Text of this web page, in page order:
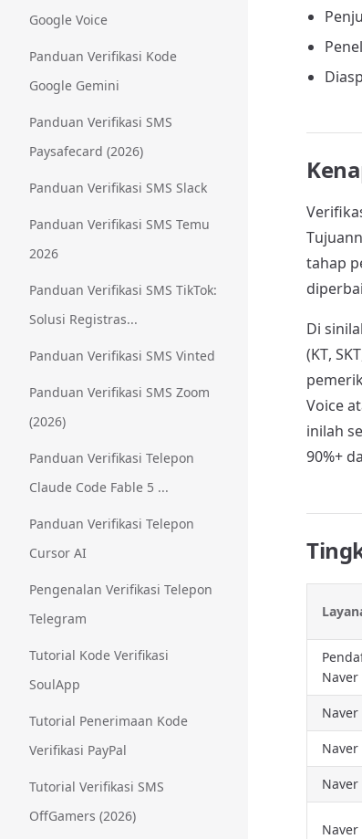
Google Voice
Panduan Verifikasi Kode
Google Gemini
Panduan Verifikasi SMS
Paysafecard (2026)
Panduan Verifikasi SMS Slack
Panduan Verifikasi SMS Temu
2026
Panduan Verifikasi SMS TikTok:
Solusi Registras...
Panduan Verifikasi SMS Vinted
Panduan Verifikasi SMS Zoom
(2026)
Panduan Verifikasi Telepon
Claude Code Fable 5 ...
Panduan Verifikasi Telepon
Cursor AI
Pengenalan Verifikasi Telepon
Telegram
Tutorial Kode Verifikasi
SoulApp
Tutorial Penerimaan Kode
Verifikasi PayPal
Tutorial Verifikasi SMS
OffGamers (2026)
tahap
Di
(KT,
Voice
inilah
90%+
Naver
Naver
Naver
Naver